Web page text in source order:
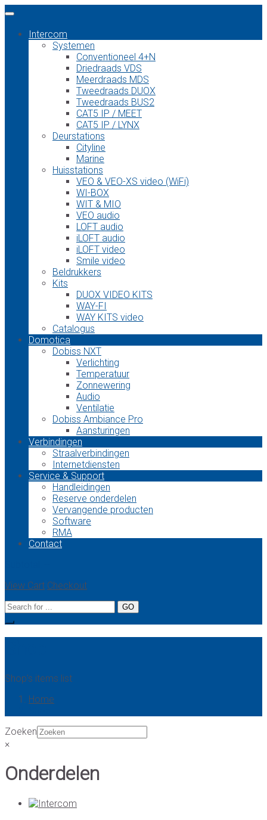
Intercom
Systemen
Conventioneel 4+N
Driedraads VDS
Meerdraads MDS
Tweedraads DUOX
Tweedraads BUS2
CAT5 IP / MEET
CAT5 IP / LYNX
Deurstations
Cityline
Marine
Huisstations
VEO & VEO-XS video (WiFi)
WI-BOX
WIT & MIO
VEO audio
LOFT audio
iLOFT audio
iLOFT video
Smile video
Beldrukkers
Kits
DUOX VIDEO KITS
WAY-FI
WAY KITS video
Catalogus
Domotica
Dobiss NXT
Verlichting
Temperatuur
Zonnewering
Audio
Ventilatie
Dobiss Ambiance Pro
Aansturingen
Verbindingen
Straalverbindingen
Internetdiensten
Service & Support
Handleidingen
Reserve onderdelen
Vervangende producten
Software
RMA
Contact
View Cart Checkout
Shop's items list
Home
Zoeken
×
Onderdelen